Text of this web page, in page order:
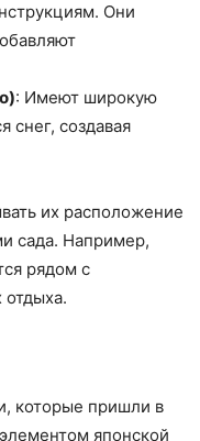
Они
: Имеют широкую
снег, создавая
их расположение
сада. Например,
рядом с
которые пришли в
японской